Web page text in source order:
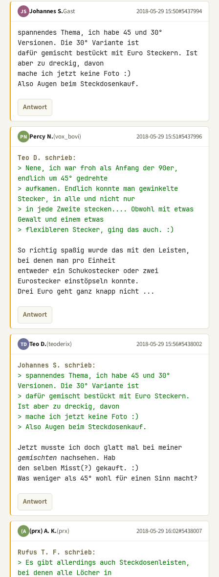
JS Johannes S.Gast 2018-05-29 15:50#5437994
spannendes Thema, ich habe 45 und 30°
Versionen. Die 30° Variante ist
dafür gemischt bestückt mit Euro Steckern. Ist
aber zu dreckig, davon
mache ich jetzt keine Foto :)
Also Augen beim Steckdosenkauf.
Antwort
PN Percy N.(vox_bovi) 2018-05-29 15:51#5437996
Teo D. schrieb:
> Nene, ich war froh als Anfang der 90er,
endlich um 45° gedrehte
> aufkamen. Endlich konnte man gewinkelte
Stecker, in alle und nicht nur
> in jede Zweite stecken.... Obwohl mit etwas
Gewalt und einem etwas
> flexibleren Stecker, ging das auch. :)
So richtig spaßig wurde das mit den Leisten,
bei denen man pro Einheit
entweder ein Schukostecker oder zwei
Eurostecker einstöpseln konnte.
Drei Euro geht ganz knapp nicht ...
Antwort
TD Teo D.(teoderix) 2018-05-29 15:56#5438002
Johannes S. schrieb:
> spannendes Thema, ich habe 45 und 30°
Versionen. Die 30° Variante ist
> dafür gemischt bestückt mit Euro Steckern.
Ist aber zu dreckig, davon
> mache ich jetzt keine Foto :)
> Also Augen beim Steckdosenkauf.
gemischten nachsehen. Hab
den selben Misst(?) gekauft. :)
Was weniger als 45° wohl für einen Sinn macht?
Antwort
(A (prx) A. K.(prx) 2018-05-29 16:02#5438007
Rufus Τ. F. schrieb:
> Es gibt allerdings auch Steckdosenleisten,
bei denen alle Löcher in